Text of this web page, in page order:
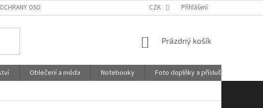
OSOBNÍCH ÚDAJŮ POŠTOVNÉ KONTAKTY
CZK Přihlášení
NÁKUPNÍ
Prázdný košík
Oblečení a móda Notebooky Foto doplňky a příslušenství